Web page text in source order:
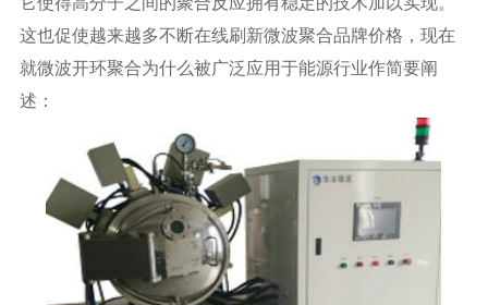
这也促使越来越多不断在线刷新微波聚合品牌价格，现在
就微波开环聚合为什么被广泛应用于能源行业作简要阐
述：